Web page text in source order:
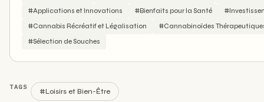
#Applications et Innovations #Bienfaits pour la Santé
#Cannabis Récréatif et Légalisation
#Cannabinoïdes
#Sélection de Souches
TAGS
#Loisirs et Bien-Être